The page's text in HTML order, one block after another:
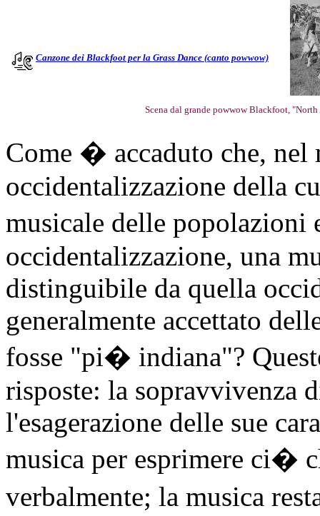
Canzone dei Blackfoot per la Grass Dance (canto powwow)
Scena dal grande powwow Blackfoot,
Come � accaduto che, nel
occidentalizzazione della
musicale delle
occidentalizzazione, una
distinguibile da quella
generalmente accettato
fosse "pi� indiana"?
risposte: la sopravvivenza
l'esagerazione delle sue
musica per esprimere ci�
verbalmente; la musica